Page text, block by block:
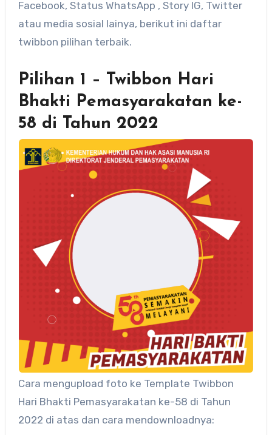
Facebook, Status WhatsApp , Story IG, Twitter
atau media sosial lainya, berikut ini daftar
twibbon pilihan terbaik.
Pilihan 1 – Twibbon Hari
Bhakti Pemasyarakatan ke-
58 di Tahun 2022
Cara mengupload foto ke Template Twibbon
Hari Bhakti Pemasyarakatan ke-58 di Tahun
2022 di atas dan cara mendownloadnya: